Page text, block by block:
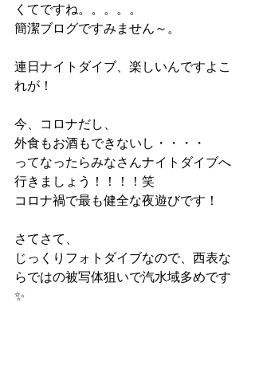
くてですね。。。。。
簡潔ブログですみません～。
連日ナイトダイブ、楽しいんですよこ
れが！
今、コロナだし、
外食もお酒もできないし・・・・
ってなったらみなさんナイトダイブへ
行きましょう！！！！笑
コロナ禍で最も健全な夜遊びです！
さてさて、
じっくりフォトダイブなので、西表な
らではの被写体狙いで汽水域多めです
✨